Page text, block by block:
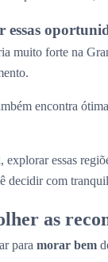
essas
muito forte na
encontra
essas
decidir com
as
para morar bem